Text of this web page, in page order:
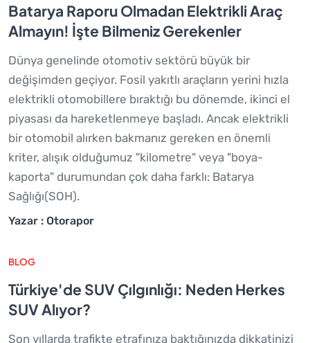
Batarya Raporu Olmadan Elektrikli Araç
Almayın! İşte Bilmeniz Gerekenler
Dünya genelinde otomotiv sektörü büyük bir
değişimden geçiyor. Fosil yakıtlı araçların yerini hızla
elektrikli otomobillere bıraktığı bu dönemde, ikinci el
piyasası da hareketlenmeye başladı. Ancak elektrikli
bir otomobil alırken bakmanız gereken en önemli
kriter, alışık olduğumuz "kilometre" veya "boya-
kaporta" durumundan çok daha farklı: Batarya
Sağlığı(SOH).
Yazar : Otorapor
BLOG
Türkiye'de SUV Çılgınlığı: Neden Herkes
SUV Alıyor?
Son yıllarda trafikte etrafınıza baktığınızda dikkatinizi